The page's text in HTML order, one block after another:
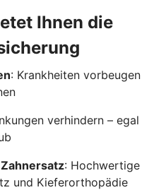
Ihnen die
: Krankheiten vorbeugen
verhindern – egal
: Hochwertige
und Kieferorthopädie